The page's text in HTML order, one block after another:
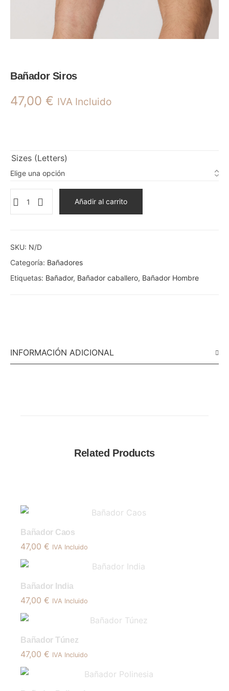
Bañador Siros
47,00 € IVA Incluido
Sizes (Letters)
Añadir al carrito
SKU: N/D
Categoría: Bañadores
Etiquetas: Bañador, Bañador caballero, Bañador Hombre
INFORMACIÓN ADICIONAL
Related Products
Bañador Caos
47,00€ IVA Incluido
Bañador India
47,00€ IVA Incluido
Bañador Túnez
47,00€ IVA Incluido